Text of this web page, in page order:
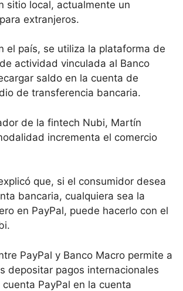
sitio local, actualmente un
extranjeros.
el país, se utiliza la plataforma de
actividad vinculada al Banco
saldo en la cuenta de
de transferencia bancaria.
de la fintech Nubi, Martín
incrementa el comercio
que, si el consumidor desea
bancaria, cualquiera sea la
en PayPal, puede hacerlo con el
PayPal y Banco Macro permite a
depositar pagos internacionales
PayPal en la cuenta